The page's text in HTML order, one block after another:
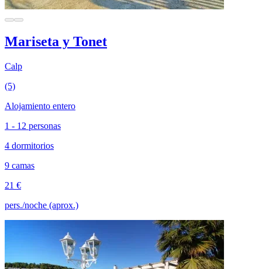
Mariseta y Tonet
Calp
(5)
Alojamiento entero
1 - 12 personas
4 dormitorios
9 camas
21 €
pers./noche (aprox.)